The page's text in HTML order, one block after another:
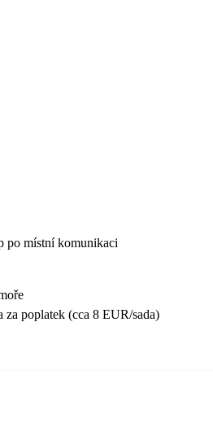
po místní komunikaci
za poplatek (cca 8 EUR/sada)